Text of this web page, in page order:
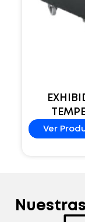
Ver